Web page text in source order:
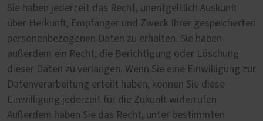
Sie haben jederzeit das Recht, unentgeltlich Auskunft
über Herkunft, Empfänger und Zweck Ihrer gespeicherten
personenbezogenen Daten zu erhalten. Sie haben
außerdem ein Recht, die Berichtigung oder Löschung
dieser Daten zu verlangen. Wenn Sie eine Einwilligung zur
Datenverarbeitung erteilt haben, können Sie diese
Einwilligung jederzeit für die Zukunft widerrufen.
Außerdem haben Sie das Recht, unter bestimmten